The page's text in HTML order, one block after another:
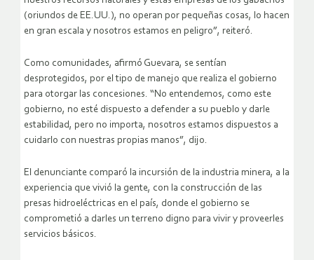
(oriundos de EE.UU.), no operan por pequeñas cosas, lo hacen
en gran escala y nosotros estamos en peligro”, reiteró.
Como comunidades, afirmó Guevara, se sentían
desprotegidos, por el tipo de manejo que realiza el gobierno
para otorgar las concesiones. “No entendemos, como este
gobierno, no esté dispuesto a defender a su pueblo y darle
estabilidad, pero no importa, nosotros estamos dispuestos a
cuidarlo con nuestras propias manos”, dijo.
El denunciante comparó la incursión de la industria minera, a la
experiencia que vivió la gente, con la construcción de las
presas hidroeléctricas en el país, donde el gobierno se
comprometió a darles un terreno digno para vivir y proveerles
servicios básicos.